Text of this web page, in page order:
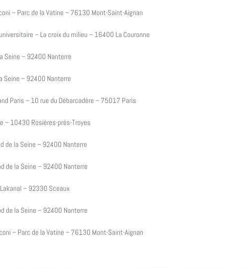
– Parc de la Vatine – 76130 Mont-Saint-Aignan
– La croix du milieu – 16400 La Couronne
Seine – 92400 Nanterre
– 92400 Nanterre
Paris – 10 rue du Débarcadère – 75017 Paris
– 10430 Rosières-prés-Troyes
la Seine – 92400 Nanterre
la Seine – 92400 Nanterre
– 92330 Sceaux
la Seine – 92400 Nanterre
– Parc de la Vatine – 76130 Mont-Saint-Aignan